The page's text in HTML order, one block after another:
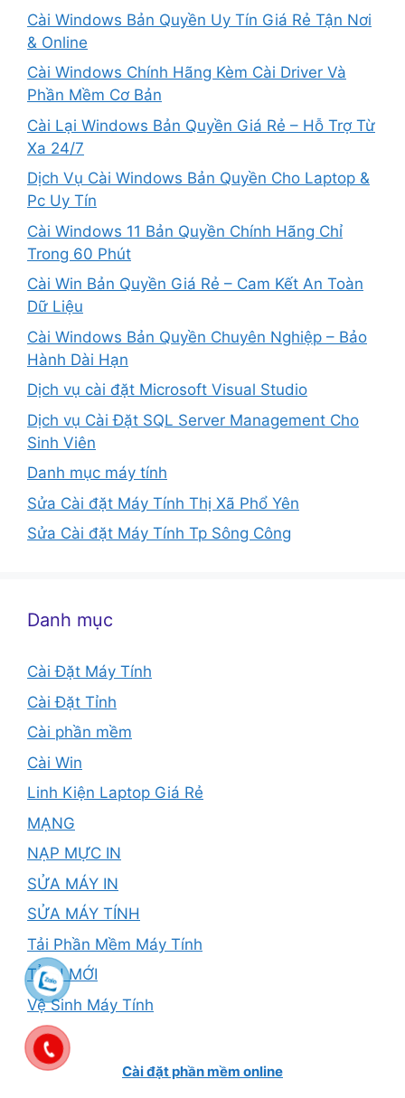
Cài Windows Bản Quyền Uy Tín Giá Rẻ Tận Nơi
& Online
Cài Windows Chính Hãng Kèm Cài Driver Và
Phần Mềm Cơ Bản
Cài Lại Windows Bản Quyền Giá Rẻ – Hỗ Trợ Từ
Xa 24/7
Dịch Vụ Cài Windows Bản Quyền Cho Laptop &
Pc Uy Tín
Cài Windows 11 Bản Quyền Chính Hãng Chỉ
Trong 60 Phút
Cài Win Bản Quyền Giá Rẻ – Cam Kết An Toàn
Dữ Liệu
Cài Windows Bản Quyền Chuyên Nghiệp – Bảo
Hành Dài Hạn
Dịch vụ cài đặt Microsoft Visual Studio
Dịch vụ Cài Đặt SQL Server Management Cho
Sinh Viên
Danh mục máy tính
Sửa Cài đặt Máy Tính Thị Xã Phổ Yên
Sửa Cài đặt Máy Tính Tp Sông Công
Danh mục
Cài Đặt Máy Tính
Cài Đặt Tỉnh
Cài phần mềm
Cài Win
Linh Kiện Laptop Giá Rẻ
MẠNG
NẠP MỰC IN
SỬA MÁY IN
SỬA MÁY TÍNH
Tải Phần Mềm Máy Tính
TỈNH MỚI
Vệ Sinh Máy Tính
Cài đặt phần mềm online